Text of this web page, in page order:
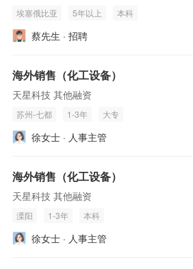
埃塞俄比亚 5年以上 本科
蔡先生 · 招聘
海外销售（化工设备）
天星科技 其他融资
苏州-七都 1-3年 大专
徐女士 · 人事主管
海外销售（化工设备）
天星科技 其他融资
溧阳 1-3年 本科
徐女士 · 人事主管